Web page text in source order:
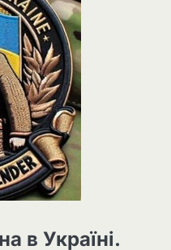
в Україні.